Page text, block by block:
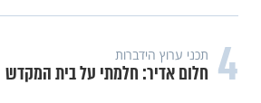
4 תכני ערוץ הידברות
חלום אדיר: חלמתי על בית המקדש